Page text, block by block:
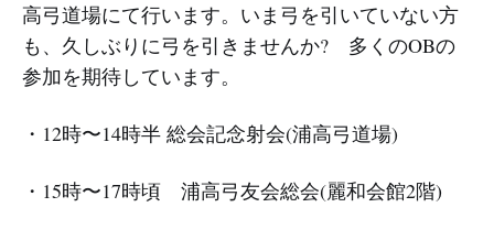
高弓道場にて行います。いま弓を引いていない方
も、久しぶりに弓を引きませんか? 多くのOBの
参加を期待しています。
・12時〜14時半 総会記念射会(浦高弓道場)
・15時〜17時頃 浦高弓友会総会(麗和会館2階)